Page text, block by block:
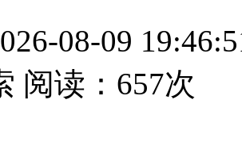
08-09
阅读：657次